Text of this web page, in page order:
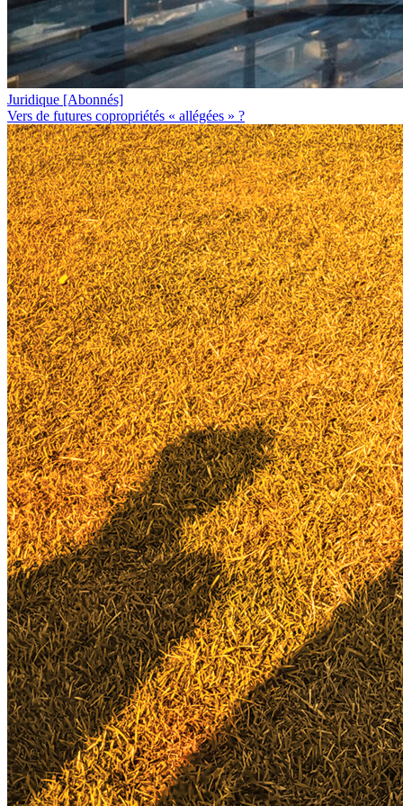
Juridique [Abonnés]
Vers de futures copropriétés « allégées » ?